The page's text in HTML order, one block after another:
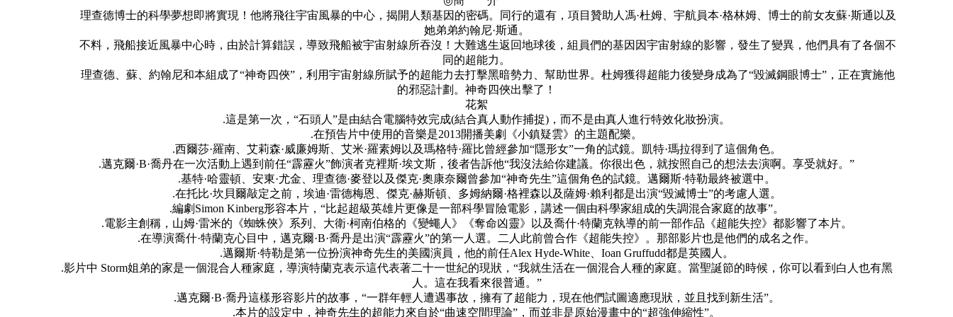
理查德博士的科學夢想即將實現！他將飛往宇宙風暴的中心，揭開人類基因的密碼。同行的還有，項目贊助人馮·杜姆、宇航員本·格林姆、博士的前女友蘇·斯通以及
她弟弟約翰尼·斯通。
不料，飛船接近風暴中心時，由於計算錯誤，導致飛船被宇宙射線所吞沒！大難逃生返回地球後，組員們的基因因宇宙射線的影響，發生了變異，他們具有了各個不
同的超能力。
理查德、蘇、約翰尼和本組成了“神奇四俠”，利用宇宙射線所賦予的超能力去打擊黑暗勢力、幫助世界。杜姆獲得超能力後變身成為了“毀滅鋼眼博士”，正在實施他
的邪惡計劃。神奇四俠出擊了！
花絮
.這是第一次，“石頭人”是由結合電腦特效完成(結合真人動作捕捉)，而不是由真人進行特效化妝扮演。
.在預告片中使用的音樂是2013開播美劇《小鎮疑雲》的主題配樂。
.西爾莎·羅南、艾莉森·威廉姆斯、艾米·羅素姆以及瑪格特·羅比曾經參加“隱形女”一角的試鏡。凱特·瑪拉得到了這個角色。
.邁克爾·B·喬丹在一次活動上遇到前任“霹靂火”飾演者克裡斯·埃文斯，後者告訴他“我沒法給你建議。你很出色，就按照自己的想法去演啊。享受就好。”
.基特·哈靈頓、安東·尤金、理查德·麥登以及傑克·奧康奈爾曾參加“神奇先生”這個角色的試鏡。邁爾斯·特勒最終被選中。
.在托比·坎貝爾敲定之前，埃迪·雷德梅恩、傑克·赫斯頓、多姆納爾·格裡森以及薩姆·賴利都是出演“毀滅博士”的考慮人選。
.編劇Simon Kinberg形容本片，“比起超級英雄片更像是一部科學冒險電影，講述一個由科學家組成的失調混合家庭的故事”。
.電影主創稱，山姆·雷米的《蜘蛛俠》系列、大衛·柯南伯格的《變蠅人》《奪命凶靈》以及喬什·特蘭克執導的前一部作品《超能失控》都影響了本片。
.在導演喬什·特蘭克心目中，邁克爾·B·喬丹是出演“霹靂火”的第一人選。二人此前曾合作《超能失控》。那部影片也是他們的成名之作。
.邁爾斯·特勒是第一位扮演神奇先生的美國演員，他的前任Alex Hyde-White、Ioan Gruffudd都是英國人。
.影片中 Storm姐弟的家是一個混合人種家庭，導演特蘭克表示這代表著二十一世紀的現狀，“我就生活在一個混合人種的家庭。當聖誕節的時候，你可以看到白人也有黑
人。這在我看來很普通。”
.邁克爾·B·喬丹這樣形容影片的故事，“一群年輕人遭遇事故，擁有了超能力，現在他們試圖適應現狀，並且找到新生活”。
.本片的設定中，神奇先生的超能力來自於“曲速空間理論”，而並非是原始漫畫中的“超強伸縮性”。